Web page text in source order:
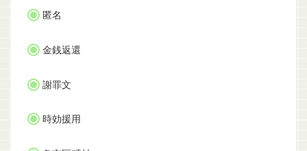
匿名
金銭返還
謝罪文
時効援用